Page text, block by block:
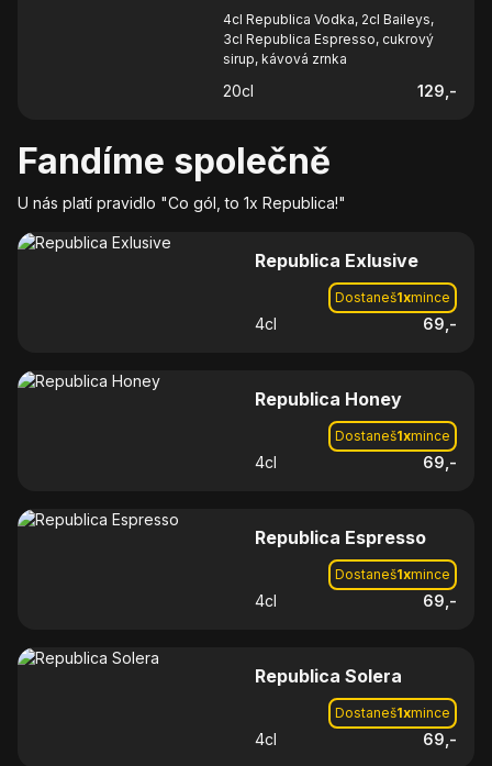
4cl Republica Vodka, 2cl Baileys,
3cl Republica Espresso, cukrový
sirup, kávová zrnka
20cl 129 ,-
Fandíme společně
U nás platí pravidlo "Co gól, to 1x Republica!"
Republica Exlusive
Dostaneš1xmince
4cl 69 ,-
Republica Honey
Dostaneš1xmince
4cl 69 ,-
Republica Espresso
Dostaneš1xmince
4cl 69 ,-
Republica Solera
Dostaneš1xmince
4cl 69 ,-